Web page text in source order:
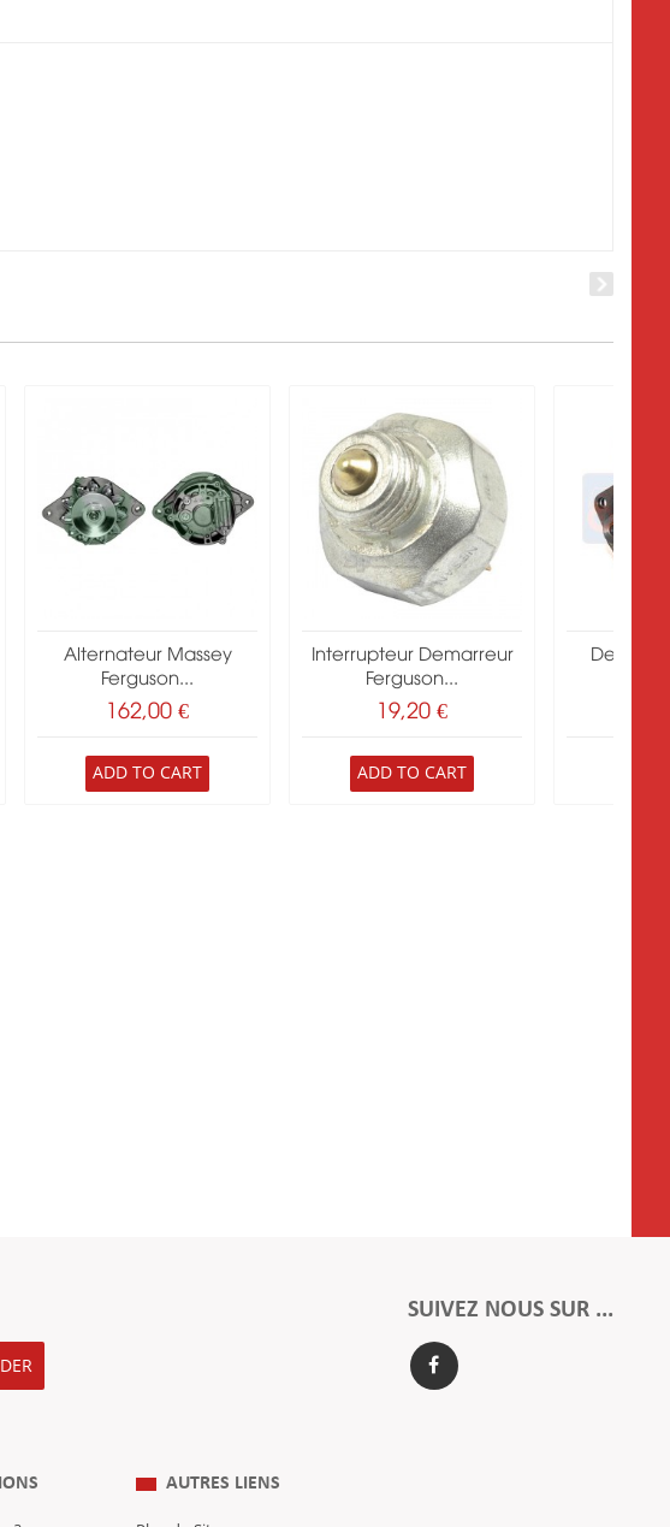
Alternateur Massey
Ferguson...
162,00 €
ADD TO CART
Interrupteur Demarreur
Ferguson...
19,20 €
ADD TO CART
SUIVEZ NOUS SUR ...
AUTRES LIENS